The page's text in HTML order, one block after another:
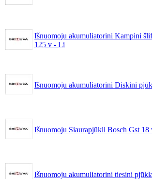
Išnuomoju akumuliatorini Kampini
125 v - Li
Išnuomoju akumuliatorini Diskini
Išnuomoju Siaurapjūkli Bosch Gst 18
Išnuomoju akumuliatorini tiesini